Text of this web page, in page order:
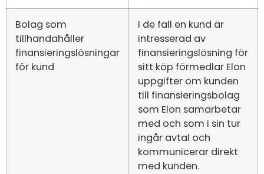
Bolag som
tillhandahåller
finansieringslösningar
för kund
I de fall en kund är
intresserad av
finansieringslösning för
sitt köp förmedlar Elon
uppgifter om kunden
till finansieringsbolag
som Elon samarbetar
med och som i sin tur
ingår avtal och
kommunicerar direkt
med kunden.